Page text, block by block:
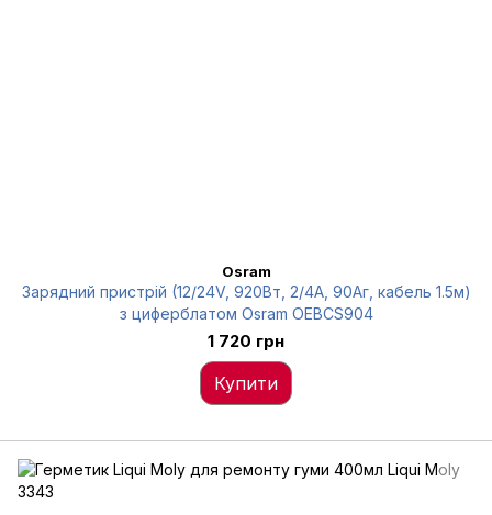
Osram
Зарядний пристрій (12/24V, 920Вт, 2/4А, 90Аг, кабель 1.5м)
з циферблатом Osram OEBCS904
1 720 грн
Купити